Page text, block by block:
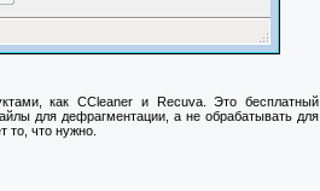
как CCleaner и Recuva. Это бесплатный
для дефрагментации, а не обрабатывать для
то, что нужно.